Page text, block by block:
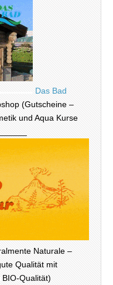
Das Bad
(Gutscheine –
und Aqua Kurse
Naturale –
Qualität mit
Qualität)